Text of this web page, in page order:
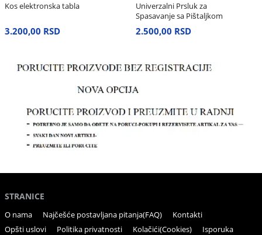
Kos elektronska tabla
3.200,00 RSD
Univerzalni Prsluk za
Spasavanje sa Pištaljkom
– Neon Žuti
2.500,00 RSD
STRANICE
O nama Najčešće postavljana pitanja(FAQ)
Kontakti
Opšti uslovi
Politika privatnosti Kolačići(Cookies)
Isporuka